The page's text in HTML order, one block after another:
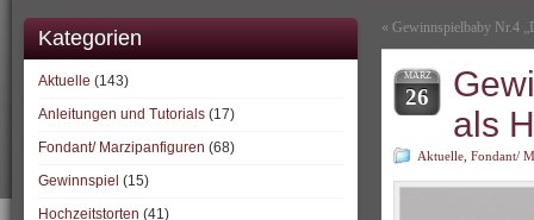
Kategorien
Aktuelle (143)
Anleitungen und Tutorials (17)
Fondant/ Marzipanfiguren (68)
Gewinnspiel (15)
Hochzeitstorten (41)
« Gewinnspielbaby Nr.4
MÄRZ
26
als
Aktuelle Fondant/